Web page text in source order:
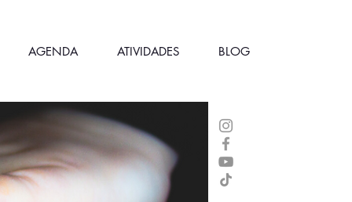
AGENDA ATIVIDADES BLOG